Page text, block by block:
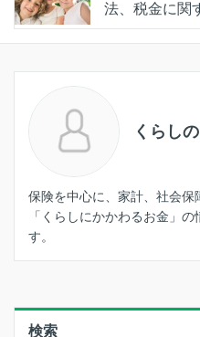
法、税金に関
くらし
保険を中心に、家計、社会保
「くらしにかかわるお金」
す。
検索